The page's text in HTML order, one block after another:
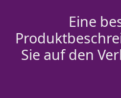
Eine
Sie auf den